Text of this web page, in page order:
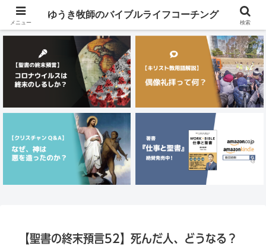
メニュー
【聖書の終末預言52】死んだ人、どうなる？
メニュー
ゆうき牧師のバイブルライフコーチング
検索